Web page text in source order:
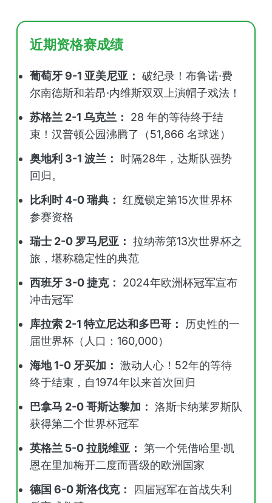
近期资格赛成绩
葡萄牙 9-1 亚美尼亚： 破纪录！布鲁诺·费
尔南德斯和若昂·内维斯双双上演帽子戏法！
苏格兰 2-1 乌克兰：
28 年的等待终于结
束！汉普顿公园沸腾了（51,866 名球迷）
奥地利 3-1 波兰：
时隔28年，达斯队强势
回归。
比利时 4-0 瑞典： 红魔锁定第15次世界杯
参赛资格
瑞士 2-0 罗马尼亚： 拉纳蒂第13次世界杯之
旅，堪称稳定性的典范
西班牙 3-0 捷克：
2024年欧洲杯冠军宣布
冲击冠军
库拉索 2-1 特立尼达和多巴哥：
历史性的一
届世界杯（人口：160,000）
海地 1-0 牙买加： 激动人心！52年的等待
终于结束，自1974年以来首次回归
巴拿马 2-0 哥斯达黎加： 洛斯卡纳莱罗斯队
获得第二个世界杯冠军
英格兰 5-0 拉脱维亚： 第一个凭借哈里·凯
恩在里加梅开二度而晋级的欧洲国家
德国 6-0 斯洛伐克：
四届冠军在首战失利